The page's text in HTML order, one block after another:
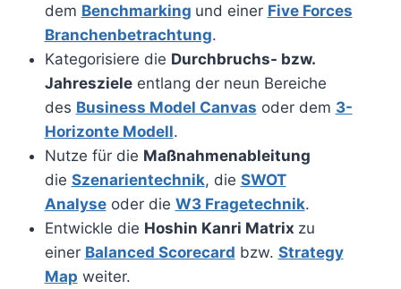
dem Benchmarking und einer Five Forces
Branchenbetrachtung.
Kategorisiere die Durchbruchs- bzw.
Jahreszieleentlang der neun Bereiche
des Business Model Canvas oder dem 3-
Horizonte Modell.
Nutze für die Maßnahmenableitung
die Szenarientechnik, die SWOT
Analyseoder die W3 Fragetechnik.
Entwickle die Hoshin Kanri Matrix zu
einer Balanced Scorecard bzw. Strategy
Map weiter.